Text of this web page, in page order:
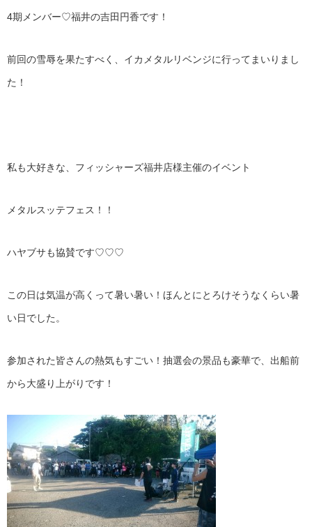
4期メンバー♡福井の吉田円香です！
前回の雪辱を果たすべく、イカメタルリベンジに行ってまいりまし
た！
私も大好きな、フィッシャーズ福井店様主催のイベント
メタルスッテフェス！！
ハヤブサも協賛です♡♡♡
この日は気温が高くって暑い暑い！ほんとにとろけそうなくらい暑
い日でした。
参加された皆さんの熱気もすごい！抽選会の景品も豪華で、出船前
から大盛り上がりです！